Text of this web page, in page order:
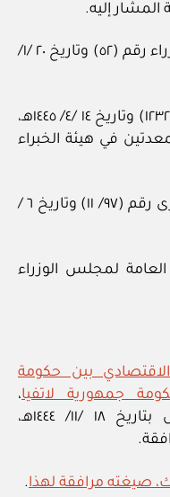
المشار إليه.
وبعد الاطلاع على قرار مجلس الوزراء رقم (٥٢) وتاريخ ٢٠ /١/
وبعد الاطلاع على المذكرتين رقم (١٢٣٢) وتاريخ ١٤ /٤/ ١٤٤٥هـ،
وتاريخ ٤ /٦/ ١٤٤٥هـ، المعدتين في هيئة الخبراء
وبعد النظر في قرار مجلس الشورى رقم (٩٧/ ١١) وتاريخ ٦ /
لمجلس الوزراء
الاقتصادي بين حكومة
جمهورية لاتفيا،
الموقع عليها في مدينة الرياض بتاريخ ١٨ /١١/ ١٤٤٤هـ،
صيغته مرافقة لهذا.